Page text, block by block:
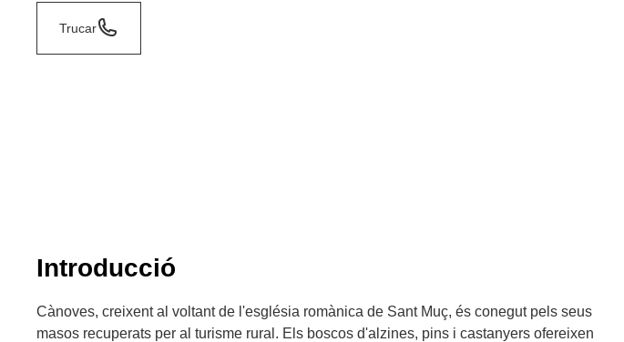
Trucar
Introducció
Cànoves, creixent al voltant de l'església romànica de Sant Muç, és conegut pels seus
masos recuperats per al turisme rural. Els boscos d'alzines, pins i castanyers ofereixen